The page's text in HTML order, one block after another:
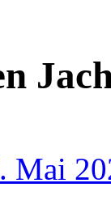
Mai